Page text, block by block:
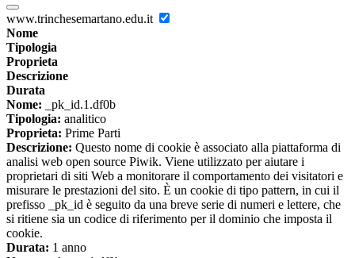
www.trinchesemartano.edu.it
Nome
Tipologia
Proprieta
Descrizione
Durata
Nome: _pk_id.1.df0b
Tipologia: analitico
Proprieta: Prime Parti
Descrizione: Questo nome di cookie è associato alla piattaforma di
analisi web open source Piwik. Viene utilizzato per aiutare i
proprietari di siti Web a monitorare il comportamento dei visitatori e
misurare le prestazioni del sito. È un cookie di tipo pattern, in cui il
prefisso _pk_id è seguito da una breve serie di numeri e lettere, che
si ritiene sia un codice di riferimento per il dominio che imposta il
cookie.
Durata: 1 anno